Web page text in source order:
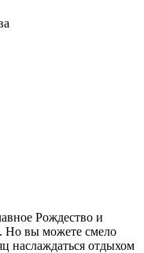
Рождество и
Но вы можете смело
наслаждаться отдыхом